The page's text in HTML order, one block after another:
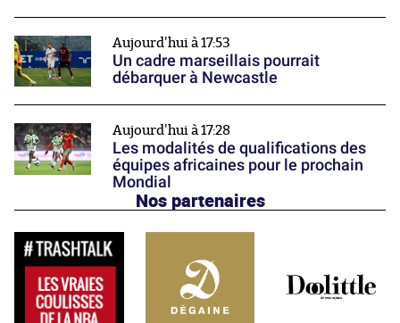
Aujourd'hui à 17:53
Un cadre marseillais pourrait
débarquer à Newcastle
Aujourd'hui à 17:28
Les modalités de qualifications des
équipes africaines pour le prochain
Mondial
Nos partenaires